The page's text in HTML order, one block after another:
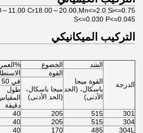
11.00 Cr18.00～20.00,Mn<=2.0 Si<=0.75
S<=0.030 P<=0.045
التركيب الميكانيكي
الدرجة
الشد الخضوع
%العمر
القوة ميجا
باسكال، (الحد
الأدنى)
القوة
ميجا باسكال،
(الحد الأدنى)
في 50 مم
طول
دقيقة
301
515
205
40
304
515
205
40
304L
485
170
40